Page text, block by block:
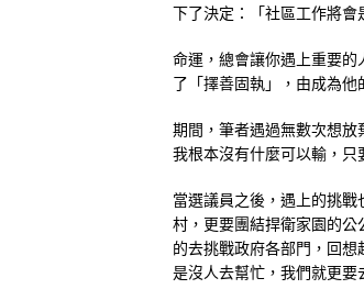
下了決定：「社區工作將會
命運，總會讓你遇上重要
了「擇善固執」，由成為
期間，筆者遇過無數次想放
我根本沒有什麼可以輸，只
當選議員之後，遇上的挑
村，更要團結捍衛家園的
的去挑戰政府各部門，回
是沒人去幫忙，我們就更要